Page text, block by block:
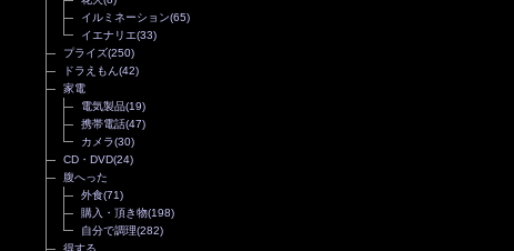
イルミネーション(65)
イエナリエ(33)
プライズ(250)
ドラえもん(42)
家電
電気製品(19)
携帯電話(47)
カメラ(30)
CD・DVD(24)
腹へった
外食(71)
購入・頂き物(198)
自分で調理(282)
得する